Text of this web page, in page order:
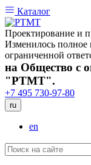
Каталог
Проектирование и
Изменилось полное
ограниченной
на Общество с
"РТМТ".
+7 495 730-97-80
ru
en